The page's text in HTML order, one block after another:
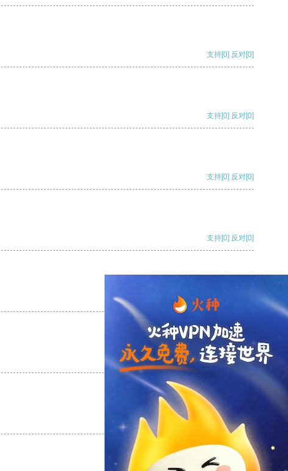
支持[0] 反对[0]
支持[0] 反对[0]
支持[0] 反对[0]
支持[0] 反对[0]
支持
支持[0] 反对[0]
支持[0] 反对[0]